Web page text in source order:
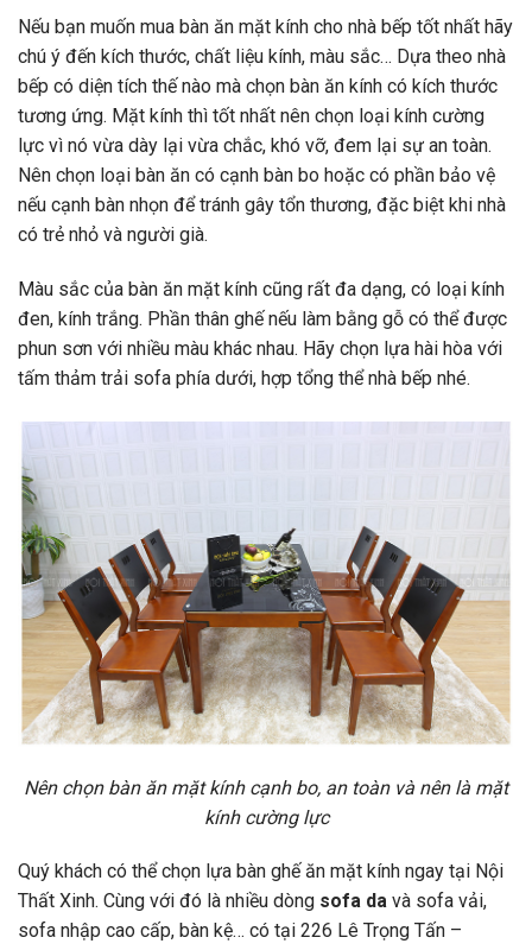
Nếu bạn muốn mua bàn ăn mặt kính cho nhà bếp tốt nhất hãy
chú ý đến kích thước, chất liệu kính, màu sắc… Dựa theo nhà
bếp có diện tích thế nào mà chọn bàn ăn kính có kích thước
tương ứng. Mặt kính thì tốt nhất nên chọn loại kính cường
lực vì nó vừa dày lại vừa chắc, khó vỡ, đem lại sự an toàn.
Nên chọn loại bàn ăn có cạnh bàn bo hoặc có phần bảo vệ
nếu cạnh bàn nhọn để tránh gây tổn thương, đặc biệt khi nhà
có trẻ nhỏ và người già.
Màu sắc của bàn ăn mặt kính cũng rất đa dạng, có loại kính
đen, kính trắng. Phần thân ghế nếu làm bằng gỗ có thể được
phun sơn với nhiều màu khác nhau. Hãy chọn lựa hài hòa với
tấm thảm trải sofa phía dưới, hợp tổng thể nhà bếp nhé.
Nên chọn bàn ăn mặt kính cạnh bo, an toàn và nên là mặt
kính cường lực
Quý khách có thể chọn lựa bàn ghế ăn mặt kính ngay tại Nội
Thất Xinh. Cùng với đó là nhiều dòng sofa da và sofa vải,
sofa nhập cao cấp, bàn kệ… có tại 226 Lê Trọng Tấn –